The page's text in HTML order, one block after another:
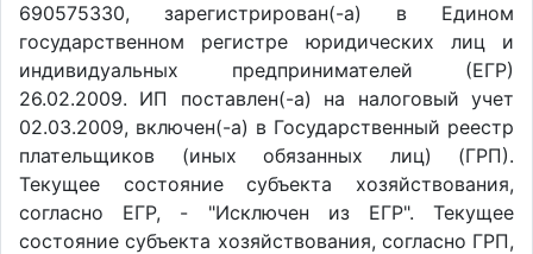
690575330, зарегистрирован(-а) в Едином
государственном регистре юридических лиц и
индивидуальных предпринимателей (ЕГР)
26.02.2009. ИП поставлен(-a) на налоговый учет
02.03.2009, включен(-a) в Государственный реестр
плательщиков (иных обязанных лиц) (ГРП).
Текущее состояние субъекта хозяйствования,
согласно ЕГР, - "Исключен из ЕГР". Текущее
состояние субъекта хозяйствования, согласно ГРП,